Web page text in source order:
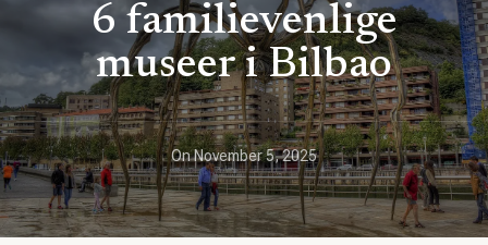
6 familievenlige
museer i Bilbao
OnNovember 5, 2025